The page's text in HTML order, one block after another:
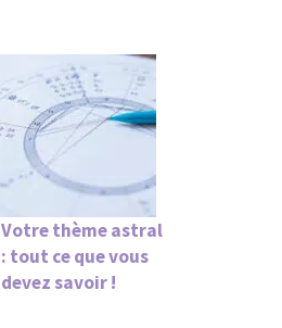
Votre thème astral
: tout ce que vous
devez savoir !